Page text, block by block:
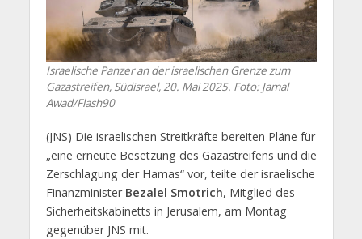
Israelische Panzer an der israelischen Grenze zum
Gazastreifen, Südisrael, 20. Mai 2025. Foto: Jamal
Awad/Flash90
(JNS) Die israelischen Streitkräfte bereiten Pläne für
„eine erneute Besetzung des Gazastreifens und die
Zerschlagung der Hamas“ vor, teilte der israelische
Finanzminister Bezalel Smotrich, Mitglied des
Sicherheitskabinetts in Jerusalem, am Montag
gegenüber JNS mit.